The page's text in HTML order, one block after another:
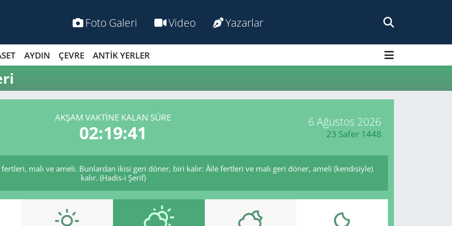
Foto Galeri Video Yazarlar
AYDIN ÇEVRE ANTİK YERLER
AKŞAM VAKTİNE KALAN SÜRE
02:19:40 6 Ağustos 2026
23 Safer 1448
malı ve ameli. Bunlardan ikisi geri döner, biri kalır: Âile fertleri ve malı geri döner, ameli (kendisiyle)
kalır. (Hadis-i Şerif)